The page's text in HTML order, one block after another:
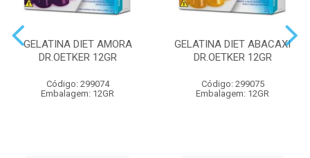
GELATINA DIET AMORA
DR.OETKER 12GR
Código: 299074
Embalagem: 12GR
GELATINA DIET ABACAXI
DR.OETKER 12GR
Código: 299075
Embalagem: 12GR